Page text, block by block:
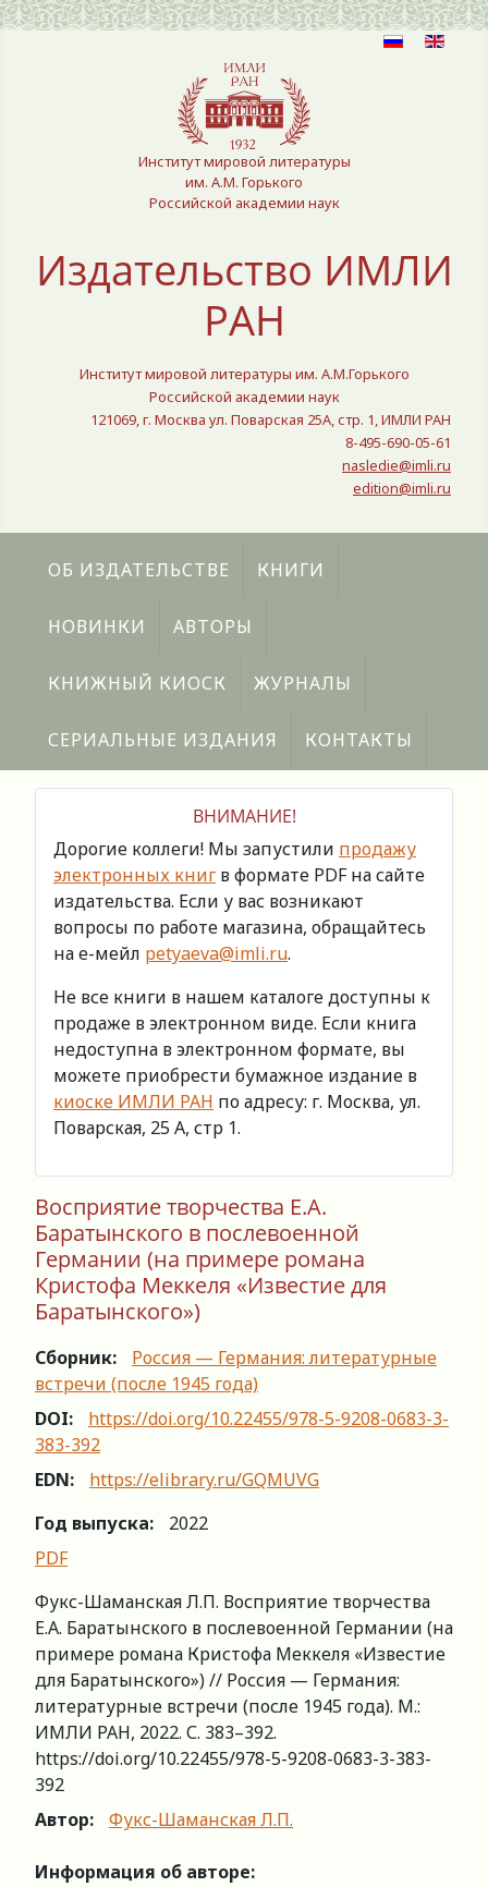
Выберите язык
Институт мировой литературы
им. А.М. Горького
Российской академии наук
Издательство ИМЛИ
РАН
Институт мировой литературы им. А.М.Горького
Российской академии наук
121069, г. Москва ул. Поварская 25A, стр. 1, ИМЛИ РАН
8-495-690-05-61
nasledie@imli.ru
edition@imli.ru
ОБ ИЗДАТЕЛЬСТВЕ КНИГИ
НОВИНКИ АВТОРЫ
КНИЖНЫЙ КИОСК ЖУРНАЛЫ
СЕРИАЛЬНЫЕ ИЗДАНИЯ КОНТАКТЫ
ВНИМАНИЕ!
Дорогие коллеги! Мы запустили продажу
электронных книг в формате PDF на сайте
издательства. Если у вас возникают
вопросы по работе магазина, обращайтесь
на е-мейл petyaeva@imli.ru.
Не все книги в нашем каталоге доступны к
продаже в электронном виде. Если книга
недоступна в электронном формате, вы
можете приобрести бумажное издание в
киоске ИМЛИ РАН по адресу: г. Москва, ул.
Поварская, 25 А, стр 1.
Восприятие творчества Е.А.
Баратынского в послевоенной
Германии (на примере романа
Кристофа Меккеля «Известие для
Баратынского»)
Сборник:
Россия — Германия: литературные
встречи (после 1945 года)
DOI:
https://doi.org/10.22455/978-5-9208-0683-3-
383-392
EDN:
https://elibrary.ru/GQMUVG
Год выпуска:
2022
PDF
Фукс-Шаманская Л.П. Восприятие творчества
Е.А. Баратынского в послевоенной Германии (на
примере романа Кристофа Меккеля «Известие
для Баратынского») // Россия — Германия:
литературные встречи (после 1945 года). М.:
ИМЛИ РАН, 2022. С. 383–392.
https://doi.org/10.22455/978-5-9208-0683-3-383-
392
Автор:
Фукс-Шаманская Л.П.
Информация об авторе: